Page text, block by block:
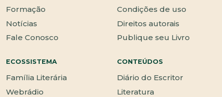
Formação
Notícias
Fale Conosco
Condições de uso
Direitos autorais
Publique seu Livro
ECOSSISTEMA
Família Literária
Webrádio
CONTEÚDOS
Diário do Escritor
Literatura